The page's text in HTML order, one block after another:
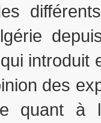
introduit
des
quant à